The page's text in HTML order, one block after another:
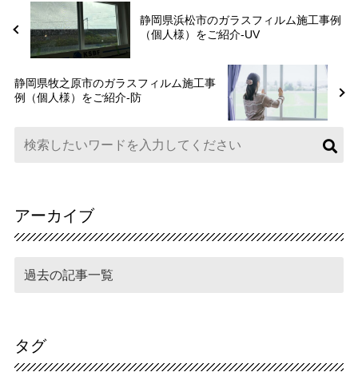
静岡県浜松市のガラスフィルム施工事例
（個人様）をご紹介-UV
静岡県牧之原市のガラスフィルム施工事
例（個人様）をご紹介-防
アーカイブ
タグ